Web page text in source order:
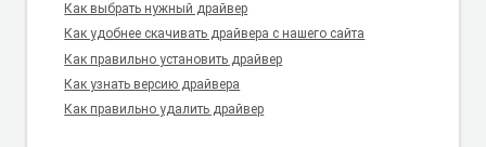
Как выбрать нужный драйвер
Как удобнее скачивать драйвера с нашего сайта
Как правильно установить драйвер
Как узнать версию драйвера
Как правильно удалить драйвер